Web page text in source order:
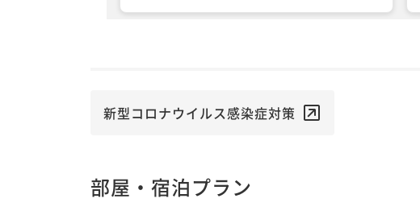
怖かったです。 草津に行く時はまたよろしく
新型コロナウイルス感染症対策
部屋・宿泊プラン